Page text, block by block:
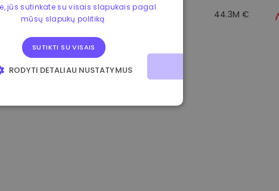
€ -0.10% 3.4B € 44.3M €
jūs sutinkate su visais slapukais pagal
mūsų slapukų politiką.
SUTIKTI SU VISAIS
RODYTI DETALIAU NUSTATYMUS